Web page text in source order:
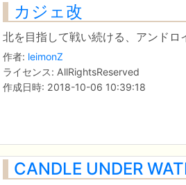
カジェ改
北を目指して戦い続ける、アンドロ
作者: leimonZ
ライセンス: AllRightsReserved
作成日時: 2018-10-06 10:39:18
CANDLE UNDER